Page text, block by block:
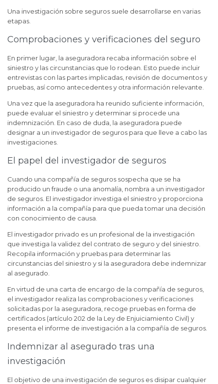
Una investigación sobre seguros suele desarrollarse en varias
etapas.
Comprobaciones y verificaciones del seguro
En primer lugar, la aseguradora recaba información sobre el
siniestro y las circunstancias que lo rodean. Esto puede incluir
entrevistas con las partes implicadas, revisión de documentos y
pruebas, así como antecedentes y otra información relevante.
Una vez que la aseguradora ha reunido suficiente información,
puede evaluar el siniestro y determinar si procede una
indemnización. En caso de duda, la aseguradora puede
designar a un investigador de seguros para que lleve a cabo las
investigaciones.
El papel del investigador de seguros
Cuando una compañía de seguros sospecha que se ha
producido un fraude o una anomalía, nombra a un investigador
de seguros. El investigador investiga el siniestro y proporciona
información a la compañía para que pueda tomar una decisión
con conocimiento de causa.
El investigador privado es un profesional de la investigación
que investiga la validez del contrato de seguro y del siniestro.
Recopila información y pruebas para determinar las
circunstancias del siniestro y si la aseguradora debe indemnizar
al asegurado.
En virtud de una carta de encargo de la compañía de seguros,
el investigador realiza las comprobaciones y verificaciones
solicitadas por la aseguradora, recoge pruebas en forma de
certificados (artículo 202 de la Ley de Enjuiciamiento Civil) y
presenta el informe de investigación a la compañía de seguros.
Indemnizar al asegurado tras una
investigación
El objetivo de una investigación de seguros es disipar cualquier